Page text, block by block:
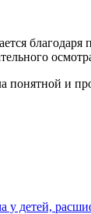
и
у детей,